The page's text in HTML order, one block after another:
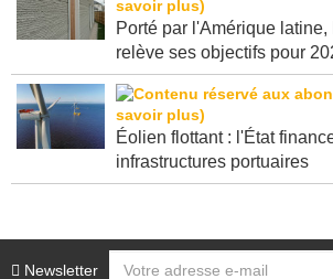
Porté par l'Amérique
relève ses objectifs pour
Éolien flottant : l'État
infrastructures portuaires
Newsletter